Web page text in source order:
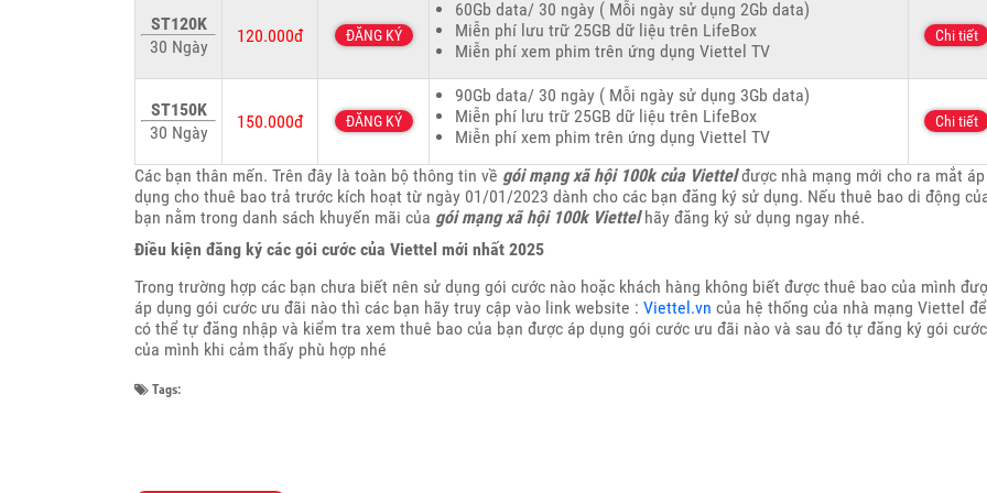
ST120K
30 Ngày
120.000đ ĐĂNG KÝ
60Gb data/ 30 ngày ( Mỗi ngày sử dụng 2Gb data)
Miễn phí lưu trữ 25GB dữ liệu trên LifeBox
Miễn phí xem phim trên ứng dụng Viettel TV
Chi tiết
ST150K
30 Ngày
150.000đ ĐĂNG KÝ
90Gb data/ 30 ngày ( Mỗi ngày sử dụng 3Gb data)
Miễn phí lưu trữ 25GB dữ liệu trên LifeBox
Miễn phí xem phim trên ứng dụng Viettel TV
Chi tiết
Các bạn thân mến. Trên đây là toàn bộ thông tin về gói mạng xã hội 100k của Viettelđược nhà mạng mới cho ra mắt áp
dụng cho thuê bao trả trước kích hoạt từ ngày 01/01/2023 dành cho các bạn đăng ký sử dụng. Nếu thuê bao di động
bạn nằm trong danh sách khuyến mãi của gói mạng xã hội 100k Viettelhãy đăng ký sử dụng ngay nhé.
Điều kiện đăng ký các gói cước của Viettel mới nhất 2025
Trong trường hợp các bạn chưa biết nên sử dụng gói cước nào hoặc khách hàng không biết được thuê bao của mình
áp dụng gói cước ưu đãi nào thì các bạn hãy truy cập vào link website : Viettel.vn của hệ thống của nhà mạng Viettel để
có thể tự đăng nhập và kiểm tra xem thuê bao của bạn được áp dụng gói cước ưu đãi nào và sau đó tự đăng ký gói cước
của mình khi cảm thấy phù hợp nhé
Tags: